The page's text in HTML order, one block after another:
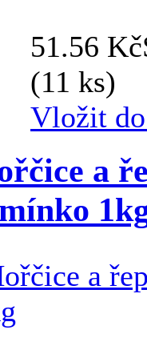
51.56 Kč
(11 ks)
Vložit
a